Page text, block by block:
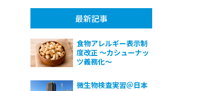
最新記事
食物アレルギー表示制
度改正 ～カシューナッ
ツ義務化～
微生物検査実習＠日本